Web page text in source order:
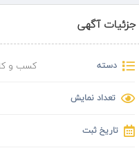
جزئیات آگهی
دسته کسب و
تعداد نمایش
تاریخ ثبت